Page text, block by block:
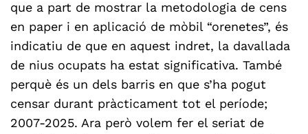
que a part de mostrar la metodologia de cens
en paper i en aplicació de mòbil “orenetes”, és
indicatiu de que en aquest indret, la davallada
de nius ocupats ha estat significativa. També
perquè és un dels barris en que s’ha pogut
censar durant pràcticament tot el període;
2007-2025. Ara però volem fer el seriat de